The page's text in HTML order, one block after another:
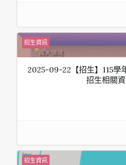
招生資訊
2025-09-22【招生】115學
招生相關
招生資訊